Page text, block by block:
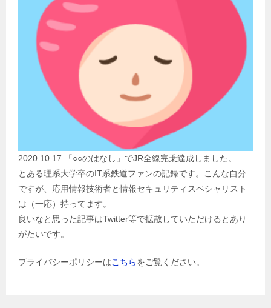
2020.10.17 「○○のはなし」でJR全線完乗達成しました。
とある理系大学卒のIT系鉄道ファンの記録です。こんな自分
ですが、応用情報技術者と情報セキュリティスペシャリスト
は（一応）持ってます。
良いなと思った記事はTwitter等で拡散していただけるとあり
がたいです。
プライバシーポリシーはこちらをご覧ください。